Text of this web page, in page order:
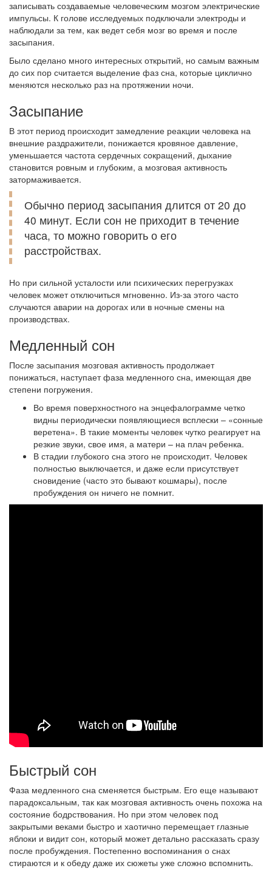
записывать создаваемые человеческим мозгом электрические
импульсы. К голове исследуемых подключали электроды и
наблюдали за тем, как ведет себя мозг во время и после
засыпания.
Было сделано много интересных открытий, но самым важным
до сих пор считается выделение фаз сна, которые циклично
меняются несколько раз на протяжении ночи.
Засыпание
В этот период происходит замедление реакции человека на
внешние раздражители, понижается кровяное давление,
уменьшается частота сердечных сокращений, дыхание
становится ровным и глубоким, а мозговая активность
затормаживается.
Обычно период засыпания длится от 20 до
40 минут. Если сон не приходит в течение
часа, то можно говорить о его
расстройствах.
Но при сильной усталости или психических перегрузках
человек может отключиться мгновенно. Из-за этого часто
случаются аварии на дорогах или в ночные смены на
производствах.
Медленный сон
После засыпания мозговая активность продолжает
понижаться, наступает фаза медленного сна, имеющая две
степени погружения.
Во время поверхностного на энцефалограмме четко
видны периодически появляющиеся всплески – «сонные
веретена». В такие моменты человек чутко реагирует на
резкие звуки, свое имя, а матери – на плач ребенка.
В стадии глубокого сна этого не происходит. Человек
полностью выключается, и даже если присутствует
сновидение (часто это бывают кошмары), после
пробуждения он ничего не помнит.
Быстрый сон
Фаза медленного сна сменяется быстрым. Его еще называют
парадоксальным, так как мозговая активность очень похожа на
состояние бодрствования. Но при этом человек под
закрытыми веками быстро и хаотично перемещает глазные
яблоки и видит сон, который может детально рассказать сразу
после пробуждения. Постепенно воспоминания о снах
стираются и к обеду даже их сюжеты уже сложно вспомнить.